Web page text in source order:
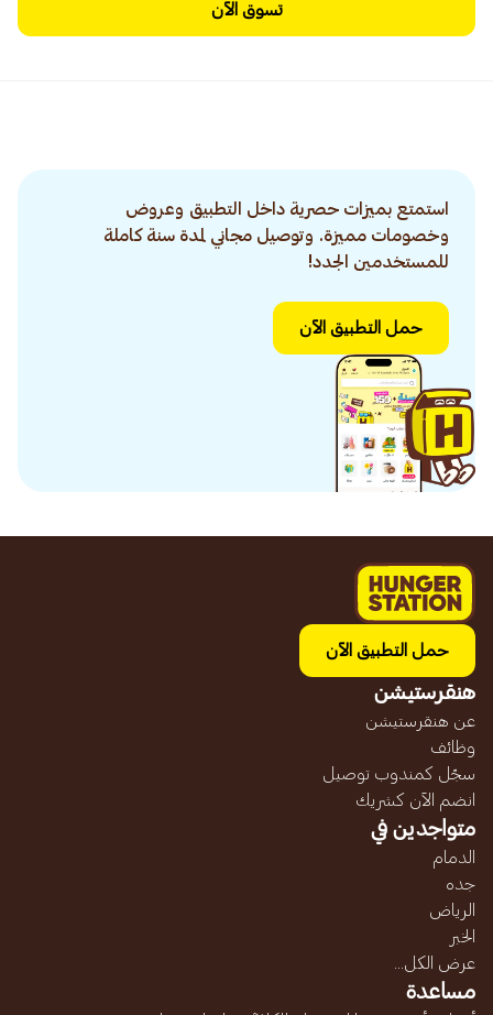
تسوق الآن
استمتع بميزات حصرية داخل التطبيق وعروض
وخصومات مميزة. وتوصيل مجاني لمدة سنة كاملة
للمستخدمين الجدد!
حمل التطبيق الآن
حمل التطبيق الآن
هنقرستيشن
عن هنقرستيشن
وظائف
سجّل كمندوب توصيل
انضم الآن كشريك
متواجدين في
الدمام
جده
الرياض
الخبر
عرض الكل...
مساعدة